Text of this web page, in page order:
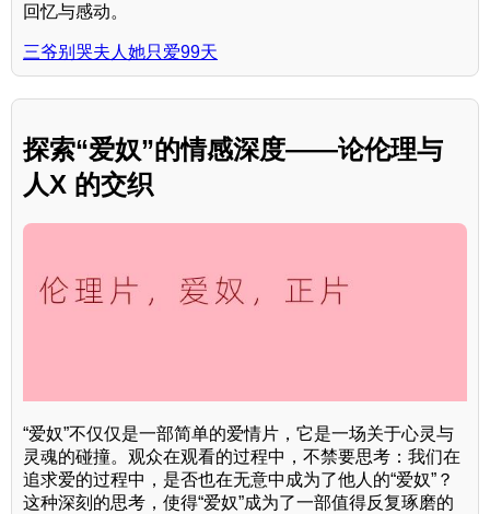
回忆与感动。
三爷别哭夫人她只爱99天
探索“爱奴”的情感深度——论伦理与
人X 的交织
“爱奴”不仅仅是一部简单的爱情片，它是一场关于心灵与
灵魂的碰撞。观众在观看的过程中，不禁要思考：我们在
追求爱的过程中，是否也在无意中成为了他人的“爱奴”？
这种深刻的思考，使得“爱奴”成为了一部值得反复琢磨的